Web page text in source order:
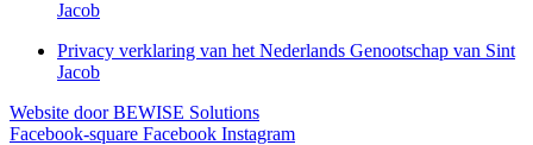
Jacob
Privacy verklaring van het Nederlands Genootschap van Sint
Jacob
Website door BEWISE Solutions
Facebook-square Facebook Instagram